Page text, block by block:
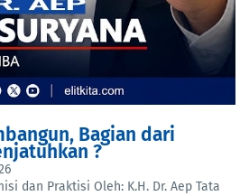
Bagian dari
?
dan Praktisi Oleh: K.H. Dr. Aep Tata